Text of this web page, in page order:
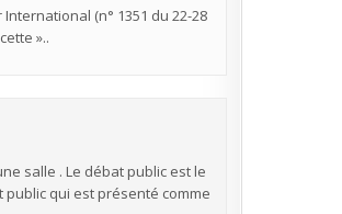
(n° 1351 du 22-28
»..
salle . Le débat public est le
qui est présenté comme